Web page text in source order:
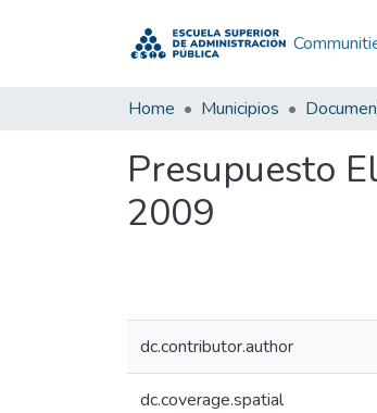
Home Municipios
Presupuesto
2009
dc.contributor.author
dc.coverage.spatial